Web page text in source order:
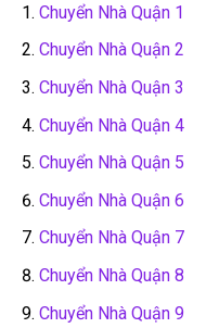
Chuyển Nhà Quận 1
Chuyển Nhà Quận 2
Chuyển Nhà Quận 3
Chuyển Nhà Quận 4
Chuyển Nhà Quận 5
Chuyển Nhà Quận 6
Chuyển Nhà Quận 7
Chuyển Nhà Quận 8
Chuyển Nhà Quận 9